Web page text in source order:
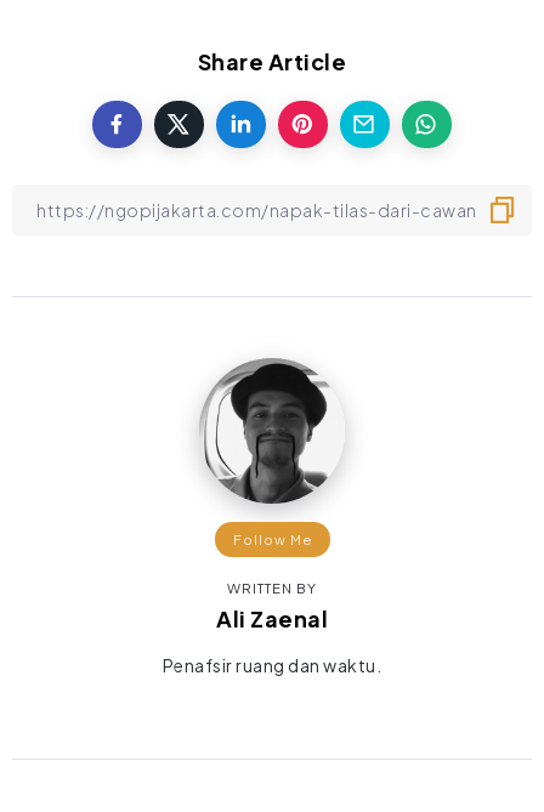
Share Article
Follow Me
WRITTEN BY
Ali Zaenal
Penafsir ruang dan waktu.